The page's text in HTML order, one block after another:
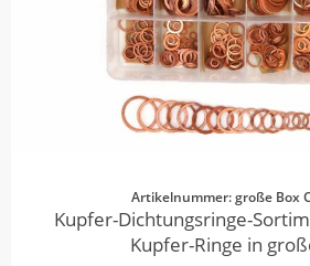
Artikelnummer: große Box
Kupfer-Dichtungsringe-
Kupfer-Ringe in